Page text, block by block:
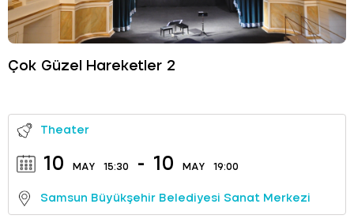
Çok Güzel Hareketler 2
Theater
10 MAY 15:30 - 10 MAY 19:00
Samsun Büyükşehir Belediyesi Sanat Merkezi